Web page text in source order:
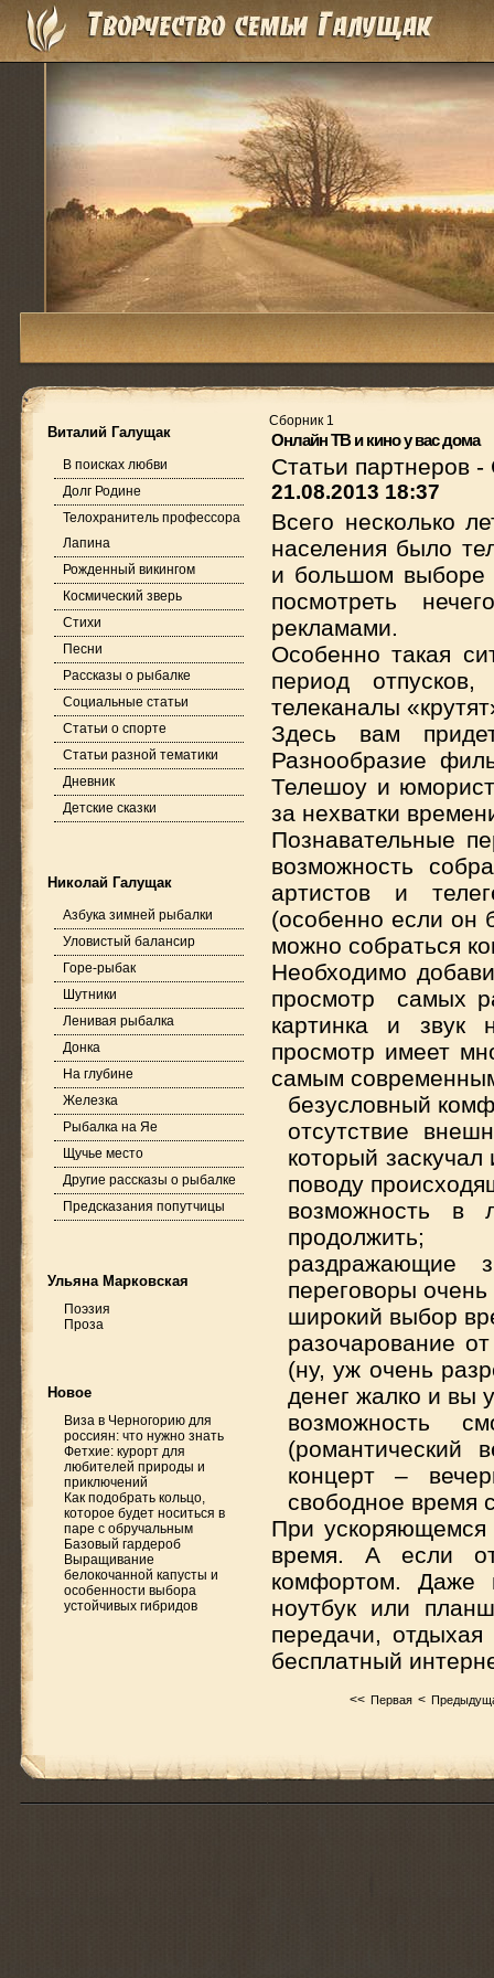
Виталий Галущак
В поисках любви
Долг Родине
Телохранитель профессора
Лапина
Рожденный викингом
Космический зверь
Стихи
Песни
Рассказы о рыбалке
Социальные статьи
Статьи о спорте
Статьи разной тематики
Дневник
Детские сказки
Николай Галущак
Азбука зимней рыбалки
Уловистый балансир
Горе-рыбак
Шутники
Ленивая рыбалка
Донка
На глубине
Железка
Рыбалка на Яе
Щучье место
Другие рассказы о рыбалке
Предсказания попутчицы
Ульяна Марковская
Поэзия
Проза
Новое
Виза в Черногорию для
россиян: что нужно знать
Фетхие: курорт для
любителей природы и
приключений
Как подобрать кольцо,
которое будет носиться в
паре с обручальным
Базовый гардероб
Выращивание
белокочанной капусты и
особенности выбора
устойчивых гибридов
Сборник 1
Онлайн ТВ и кино у вас дома
Статьи партнеров -
21.08.2013 18:37
Всего несколько
населения было
и большом выборе
посмотреть
рекламами.
Особенно такая
период
телеканалы
Здесь вам
Разнообразие
Телешоу и
за нехватки
Познавательные
возможность
артистов и
(особенно если он
можно собраться
Необходимо
просмотр самых
картинка и звук
просмотр имеет
самым
безусловный
отсутствие
который
поводу
возможность в
продолжить;
раздражающие
переговоры
широкий выбор
разочарование
(ну, уж очень
денег жалко и вы
возможность
(романтический
концерт –
свободное время
При ускоряющемся
время. А если
комфортом. Даже
ноутбук или
передачи,
бесплатный
<< Первая <